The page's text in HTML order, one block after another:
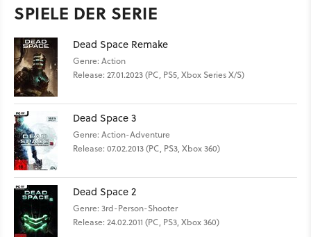
SPIELE DER SERIE
Dead Space Remake
Genre: Action
Release: 27.01.2023 (PC, PS5, Xbox Series X/S)
Dead Space 3
Genre: Action-Adventure
Release: 07.02.2013 (PC, PS3, Xbox 360)
Dead Space 2
Genre: 3rd-Person-Shooter
Release: 24.02.2011 (PC, PS3, Xbox 360)